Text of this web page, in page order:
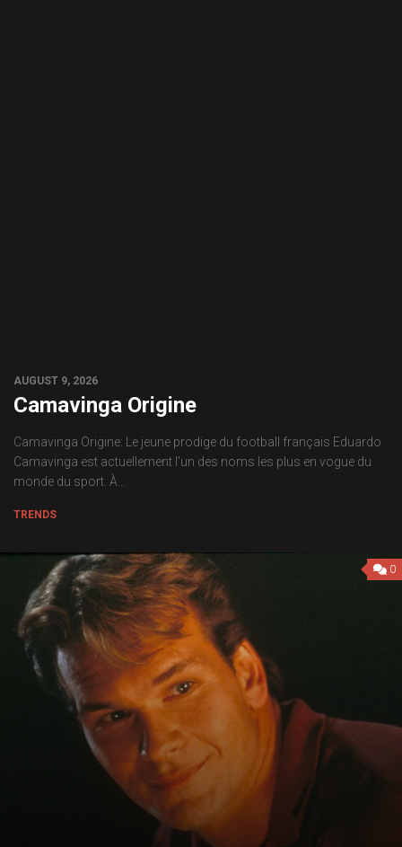
AUGUST 9, 2026
Camavinga Origine
Camavinga Origine: Le jeune prodige du football français Eduardo
Camavinga est actuellement l’un des noms les plus en vogue du
monde du sport. À...
TRENDS
0